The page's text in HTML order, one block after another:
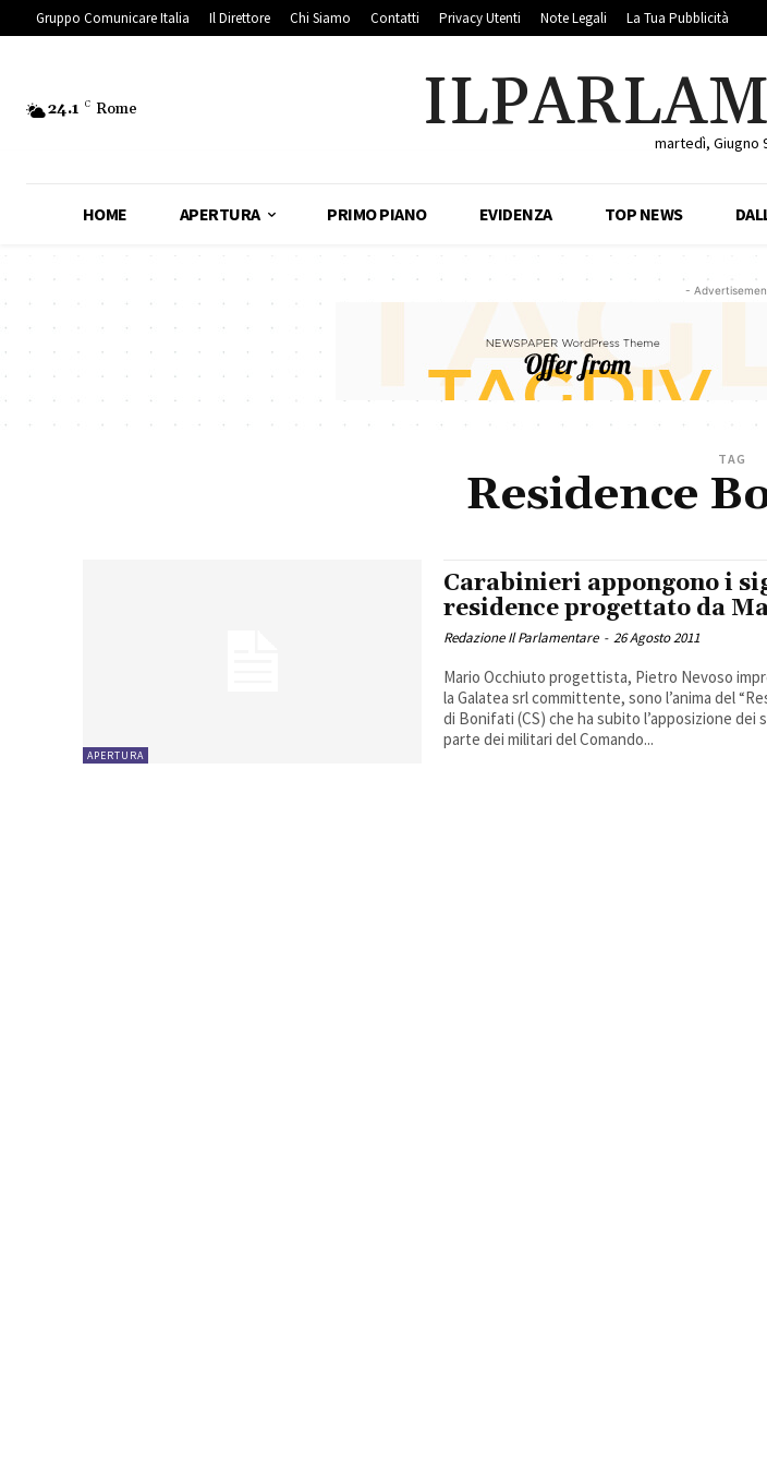
Gruppo Comunicare Italia Il Direttore Chi Siamo Contatti Privacy Utenti Note Legali La Tua Pubblicità
24.1 C Rome
martedì, Giugno
HOME APERTURA PRIMO PIANO EVIDENZA TOP NEWS
-
TAG
Residence
APERTURA
Carabinieri appongono i
residence progettato da
Redazione Il Parlamentare - 26 Agosto 2011
Mario Occhiuto progettista, Pietro Nevoso
la Galatea srl committente, sono l’anima del
di Bonifati (CS) che ha subito l’apposizione dei
parte dei militari del Comando...